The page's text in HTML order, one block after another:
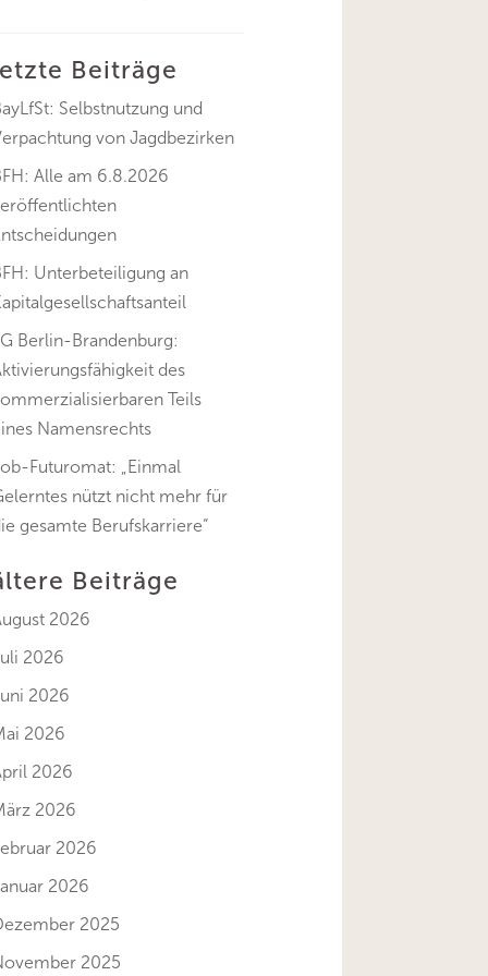
Beiträge
Selbstnutzung und
von Jagdbezirken
Alle am 6.8.2026
Unterbeteiligung an
Berlin-Brandenburg:
des
Teils
Namensrechts
Futuromat: „Einmal
nützt nicht mehr für
gesamte Berufskarriere“
Beiträge
2026
2026
2026
2026
2026
2026
2026
2026
2025
2025